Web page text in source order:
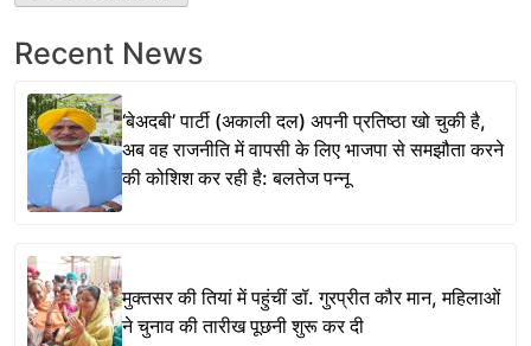
Recent News
‘बेअदबी’ पार्टी (अकाली दल) अपनी प्रतिष्ठा खो चुकी है,
अब वह राजनीति में वापसी के लिए भाजपा से समझौता करने
की कोशिश कर रही है: बलतेज पन्नू
मुक्तसर की तियां में पहुंचीं डॉ. गुरप्रीत कौर मान, महिलाओं
ने चुनाव की तारीख पूछनी शुरू कर दी